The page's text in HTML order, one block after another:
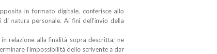
in formato digitale, conferisce allo
natura personale. Ai fini dell’invio della
relazione alla finalità sopra descritta; ne
l’impossibilità dello scrivente a dar